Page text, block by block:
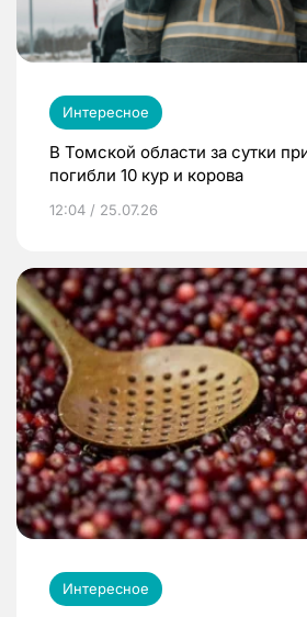
Интересное
В Томской области за сутки
погибли 10 кур и корова
12:04 / 25.07.26
Интересное